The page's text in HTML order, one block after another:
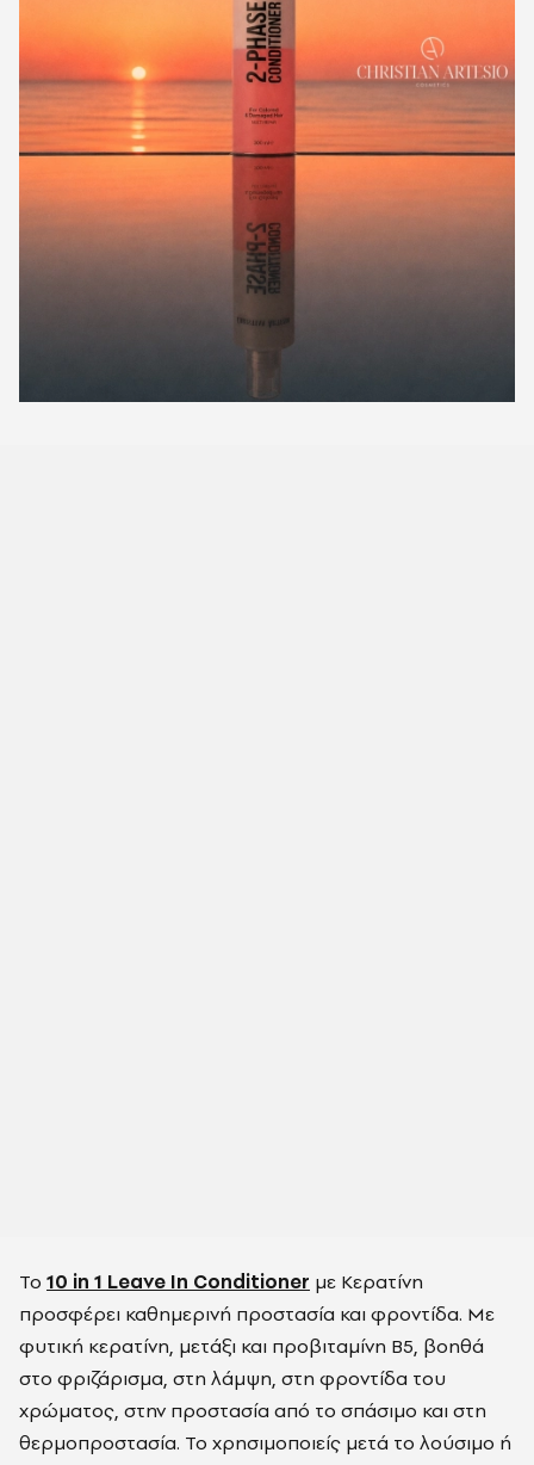
Το 10 in 1 Leave In Conditioner με Κερατίνη
προσφέρει καθημερινή προστασία και φροντίδα. Με
φυτική κερατίνη, μετάξι και προβιταμίνη Β5, βοηθά
στο φριζάρισμα, στη λάμψη, στη φροντίδα του
χρώματος, στην προστασία από το σπάσιμο και στη
θερμοπροστασία. Το χρησιμοποιείς μετά το λούσιμο ή